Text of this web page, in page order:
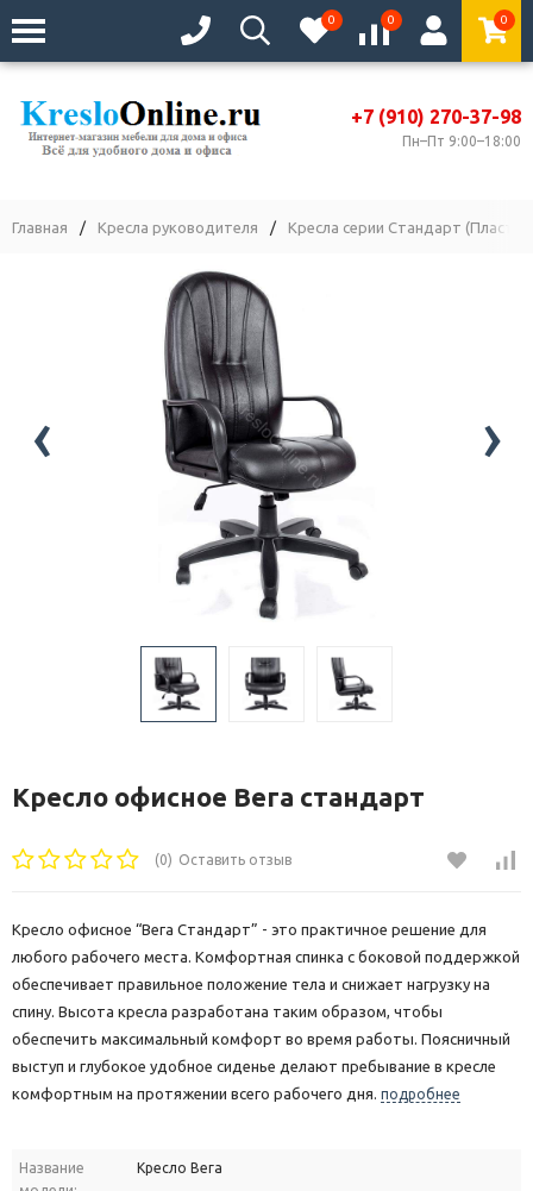
0 0 0
+7 (910) 270-37-98
Пн–Пт 9:00–18:00
Главная / Кресла руководителя / Кресла серии Стандарт
‹ ›
Кресло офисное Вега стандарт
(0) Оставить отзыв
Кресло офисное “Вега Стандарт” - это практичное решение для
любого рабочего места. Комфортная спинка с боковой поддержкой
обеспечивает правильное положение тела и снижает нагрузку на
спину. Высота кресла разработана таким образом, чтобы
обеспечить максимальный комфорт во время работы. Поясничный
выступ и глубокое удобное сиденье делают пребывание в кресле
комфортным на протяжении всего рабочего дня. подробнее
Название
Кресло Вега